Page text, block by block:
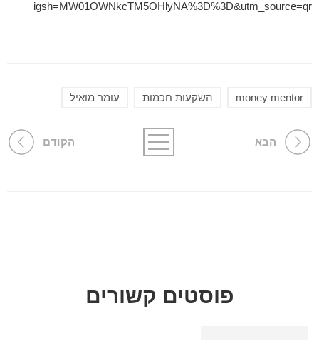
igsh=MW01OWNkcTM5OHlyNA%3D%3D&utm_source=qr
money mentor השקעות חכמות עומר מואיל
הקודם הבא
פוסטים קשורים